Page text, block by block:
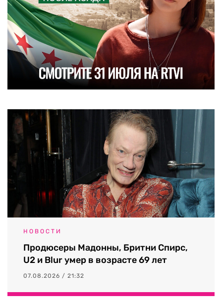
НОВОСТИ
Продюсеры Мадонны, Бритни Спирс,
U2 и Blur умер в возрасте 69 лет
07.08.2026 / 21:32